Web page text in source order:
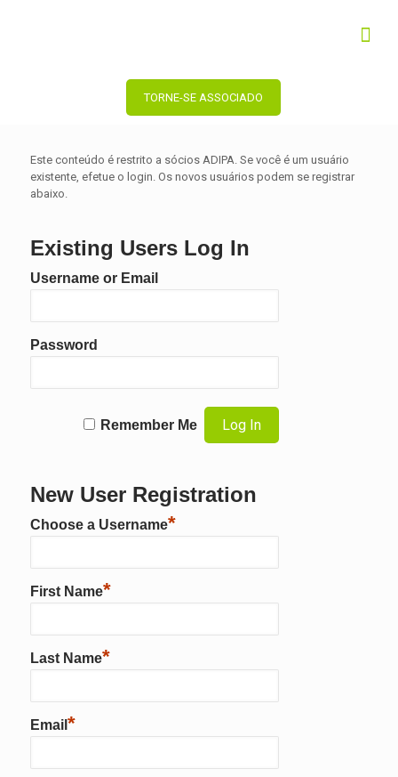
TORNE-SE ASSOCIADO
Este conteúdo é restrito a sócios ADIPA. Se você é um usuário
existente, efetue o login. Os novos usuários podem se registrar
abaixo.
Existing Users Log In
Username or Email
Password
Remember Me
New User Registration
Choose a Username*
First Name*
Last Name*
Email *